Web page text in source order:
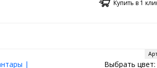
Купить в 1
|
Выбрать цвет: